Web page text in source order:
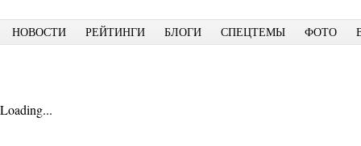
НОВОСТИ РЕЙТИНГИ БЛОГИ СПЕЦТЕМЫ ФОТО
Loading...